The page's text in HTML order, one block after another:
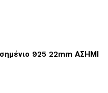
925 22mm ΑΣΗΜΙ